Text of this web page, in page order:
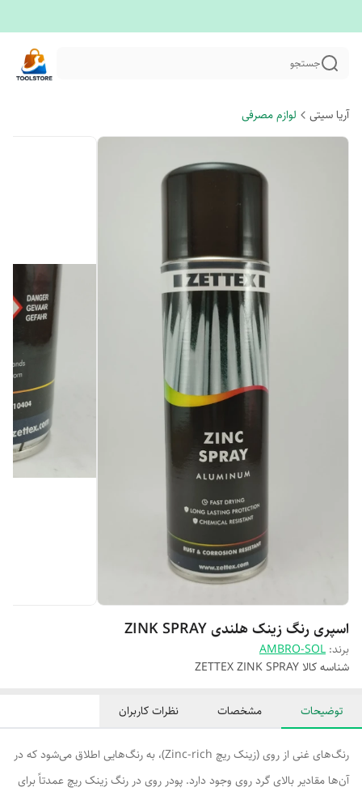
جستجو
آریا سیتی لوازم مصرفی
اسپری رنگ زینک هلندی ZINK SPRAY
برند: AMBRO-SOL
شناسه کالا ZETTEX ZINK SPRAY
توضیحات مشخصات نظرات کاربران
رنگ‌های غنی از روی (زینک ریچ Zinc-rich)، به رنگ‌هایی اطلاق می‌شود که در
آن‌ها مقادیر بالای گرد روی وجود دارد. پودر روی در رنگ زینک ریچ عمدتاً برای